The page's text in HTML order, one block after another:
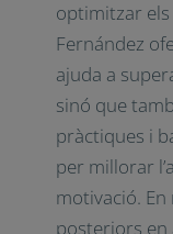
“En blanco”,